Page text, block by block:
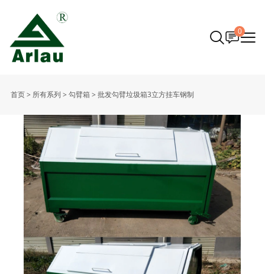
0
首页> 所有系列 > 勾臂箱 > 批发勾臂垃圾箱3立方挂车钢制